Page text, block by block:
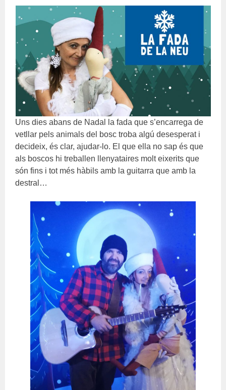
Uns dies abans de Nadal la fada que s’encarrega de
vetllar pels animals del bosc troba algú desesperat i
decideix, és clar, ajudar-lo. El que ella no sap és que
als boscos hi treballen llenyataires molt eixerits que
són fins i tot més hàbils amb la guitarra que amb la
destral…